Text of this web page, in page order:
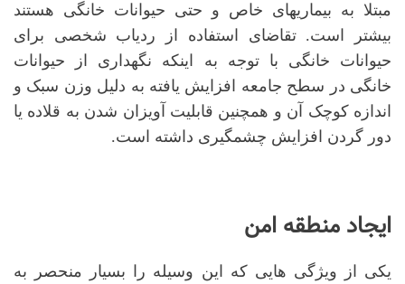
مبتلا به بیماریهای خاص و حتی حیوانات خانگی هستند
بیشتر است. تقاضای استفاده از ردیاب شخصی برای
حیوانات خانگی با توجه به اینکه نگهداری از حیوانات
خانگی در سطح جامعه افزایش یافته به دلیل وزن سبک و
اندازه کوچک آن و همچنین قابلیت آویزان شدن به قلاده­ یا
دور گردن افزایش چشمگیری داشته است.
ایجاد منطقه امن
یکی از ویژگی هایی که این وسیله را بسیار منحصر به